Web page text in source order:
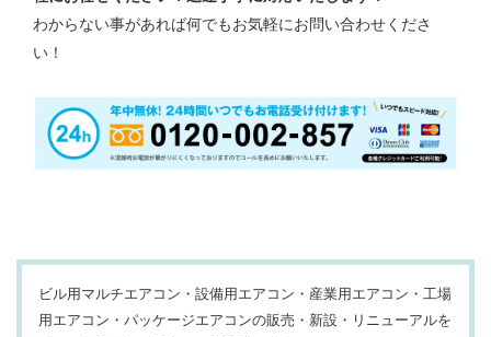
わからない事があれば何でもお気軽にお問い合わせくださ
い！
ビル用マルチエアコン・設備用エアコン・産業用エアコン・工場
用エアコン・パッケージエアコンの販売・新設・リニューアルを